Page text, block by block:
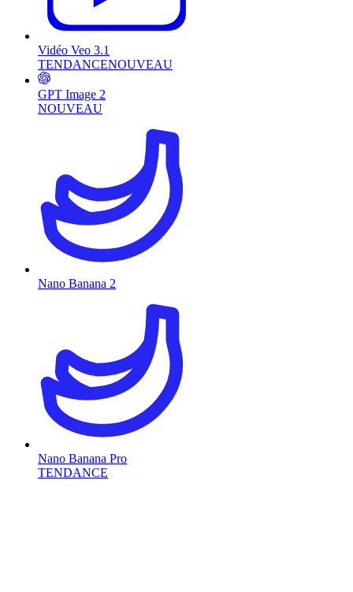
Vidéo Veo 3.1
TENDANCENOUVEAU
GPT Image 2
NOUVEAU
Nano Banana 2
Nano Banana Pro
TENDANCE